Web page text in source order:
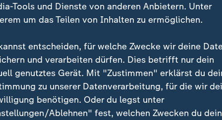
am Hermsdorfer Kreuz sei ein
entlang der großen Verkehrsachsen Deutschlands
und offenes Ladenetz für schwere Nutzfahrzeuge
Tools und Dienste von anderen Anbietern. Unter
um das Teilen von Inhalten zu ermöglichen.
entscheiden, für welche Zwecke wir deine
und verarbeiten dürfen. Dies betrifft nur dein
genutztes Gerät. Mit "Zustimmen" erklärst du
zu unserer Datenverarbeitung, für die wir
benötigen. Oder du legst unter
Ablehnen" fest, welchen Zwecken du